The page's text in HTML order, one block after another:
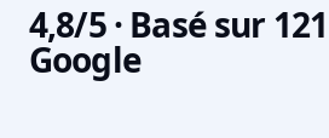
4,8/5 · Basé sur
Google